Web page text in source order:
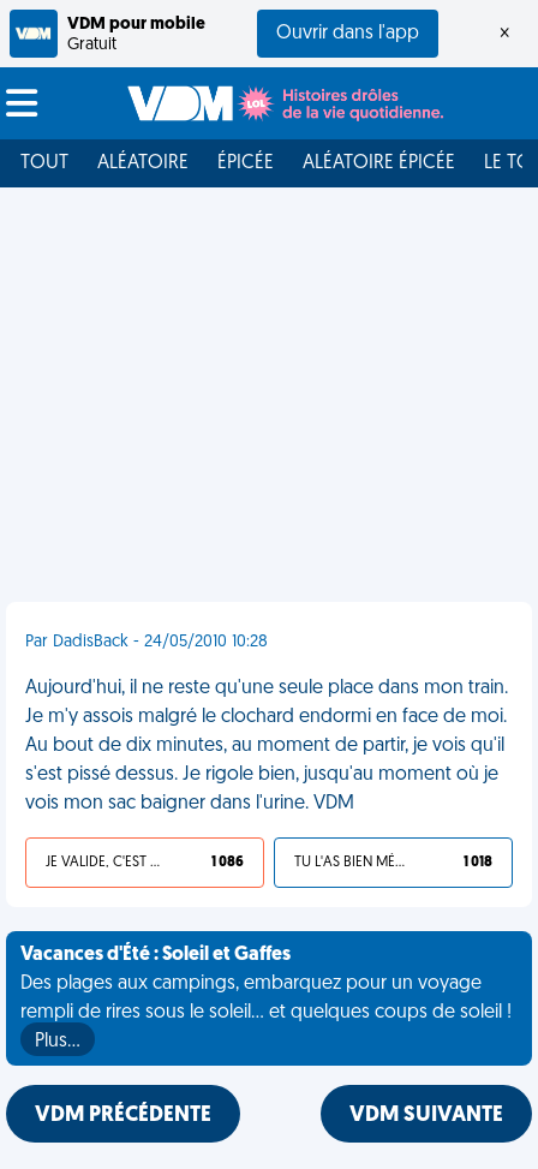
VDM pour mobile
Gratuit
Ouvrir dans l'app ×
TOUT ALÉATOIRE ÉPICÉE ALÉATOIRE ÉPICÉE LE
Par DadisBack - 24/05/2010 10:28
Aujourd'hui, il ne reste qu'une seule place dans mon train.
Je m'y assois malgré le clochard endormi en face de moi.
Au bout de dix minutes, au moment de partir, je vois qu'il
s'est pissé dessus. Je rigole bien, jusqu'au moment où je
vois mon sac baigner dans l'urine. VDM
JE VALIDE, C'EST UNE VDM 1 086 TU L'AS BIEN MÉRITÉ 1 018
Vacances d'Été : Soleil et Gaffes
Des plages aux campings, embarquez pour un voyage
rempli de rires sous le soleil... et quelques coups de soleil !
Plus…
VDM PRÉCÉDENTE VDM SUIVANTE